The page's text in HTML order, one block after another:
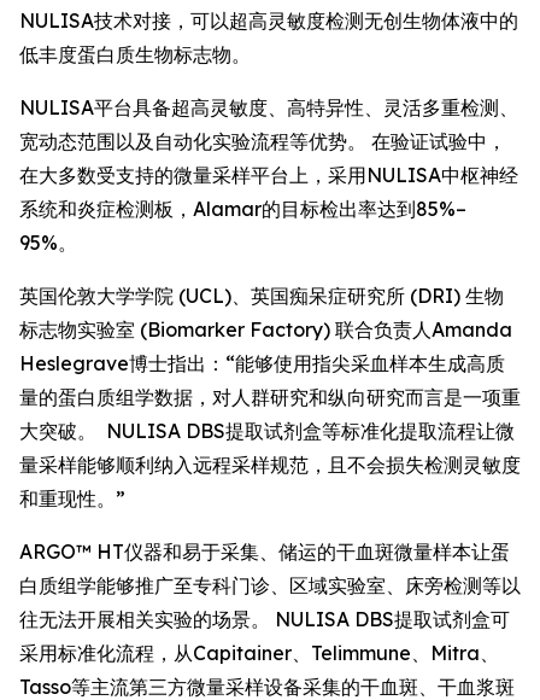
NULISA技术对接，可以超高灵敏度检测无创生物体液中的
低丰度蛋白质生物标志物。
NULISA平台具备超高灵敏度、高特异性、灵活多重检测、
宽动态范围以及自动化实验流程等优势。 在验证试验中，
在大多数受支持的微量采样平台上，采用NULISA中枢神经
系统和炎症检测板，Alamar的目标检出率达到85%–
95%。
英国伦敦大学学院 (UCL)、英国痴呆症研究所 (DRI) 生物
标志物实验室 (Biomarker Factory) 联合负责人Amanda
Heslegrave博士指出：“能够使用指尖采血样本生成高质
量的蛋白质组学数据，对人群研究和纵向研究而言是一项重
大突破。 NULISA DBS提取试剂盒等标准化提取流程让微
量采样能够顺利纳入远程采样规范，且不会损失检测灵敏度
和重现性。”
ARGO™ HT仪器和易于采集、储运的干血斑微量样本让蛋
白质组学能够推广至专科门诊、区域实验室、床旁检测等以
往无法开展相关实验的场景。 NULISA DBS提取试剂盒可
采用标准化流程，从Capitainer、Telimmune、Mitra、
Tasso等主流第三方微量采样设备采集的干血斑、干血浆斑